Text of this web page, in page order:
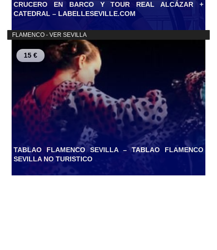
CRUCERO EN BARCO Y TOUR REAL ALCÁZAR +
CATEDRAL – LABELLESEVILLE.COM
FLAMENCO - VER SEVILLA
15 €
TABLAO FLAMENCO SEVILLA – TABLAO FLAMENCO
SEVILLA NO TURISTICO